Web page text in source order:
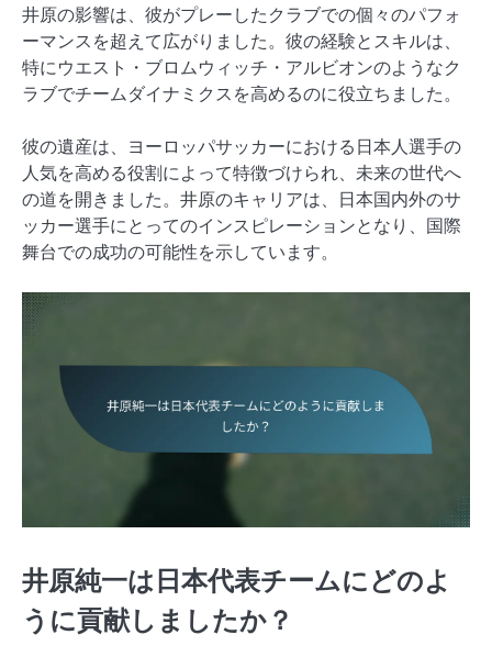
井原の影響は、彼がプレーしたクラブでの個々のパフォ
ーマンスを超えて広がりました。彼の経験とスキルは、
特にウエスト・ブロムウィッチ・アルビオンのようなク
ラブでチームダイナミクスを高めるのに役立ちました。
彼の遺産は、ヨーロッパサッカーにおける日本人選手の
人気を高める役割によって特徴づけられ、未来の世代へ
の道を開きました。井原のキャリアは、日本国内外のサ
ッカー選手にとってのインスピレーションとなり、国際
舞台での成功の可能性を示しています。
井原純一は日本代表チームにどのよ
うに貢献しましたか？